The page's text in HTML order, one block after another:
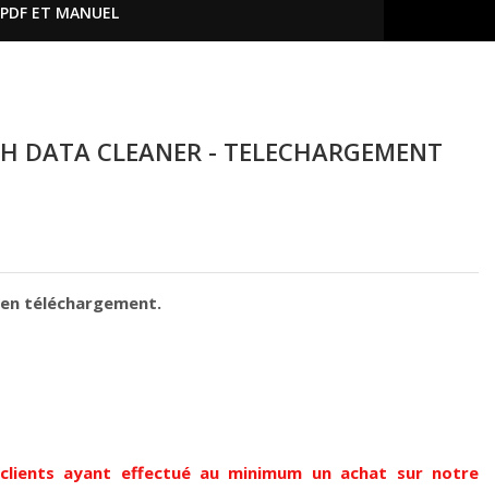
PDF ET MANUEL
DATA CLEANER - TELECHARGEMENT
en téléchargement.
ayant effectué au minimum un achat sur notre